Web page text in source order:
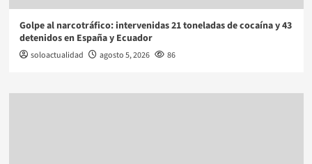
Golpe al narcotráfico: intervenidas 21 toneladas de cocaína y 43
detenidos en España y Ecuador
soloactualidad agosto 5, 2026 86